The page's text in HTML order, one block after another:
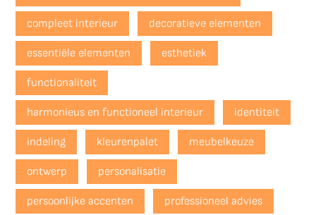
compleet interieur decoratieve elementen
essentiële elementen esthetiek
functionaliteit
harmonieus en functioneel interieur identiteit
indeling kleurenpalet meubelkeuze
ontwerp personalisatie
persoonlijke accenten professioneel advies